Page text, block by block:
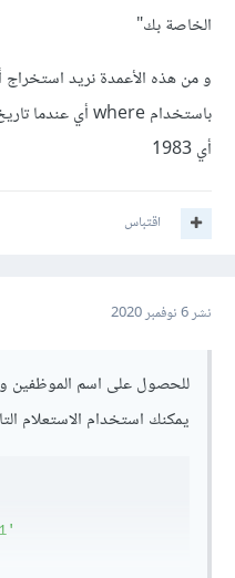
الخاصة بك"
أي 1983
اقتباس
نشر6 نوفمبر 2020
يمكنك استخدام الاستعلام